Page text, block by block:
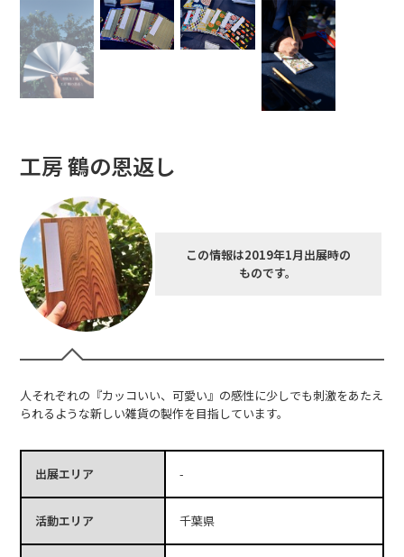
工房 鶴の恩返し
この情報は2019年1月出展時の
ものです。
人それぞれの『カッコいい、可愛い』の感性に少しでも刺激をあたえ
られるような新しい雑貨の製作を目指しています。
出展エリア -
活動エリア 千葉県